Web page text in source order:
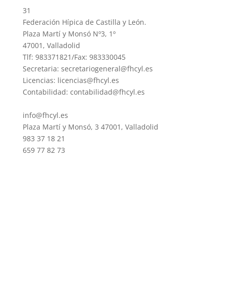
31
Federación Hípica de Castilla y León.
Plaza Martí y Monsó Nº3, 1º
47001, Valladolid
Tlf: 983371821/Fax: 983330045
Secretaria: secretariogeneral@fhcyl.es
Licencias: licencias@fhcyl.es
Contabilidad: contabilidad@fhcyl.es
info@fhcyl.es
Plaza Martí y Monsó, 3 47001, Valladolid
983 37 18 21
659 77 82 73